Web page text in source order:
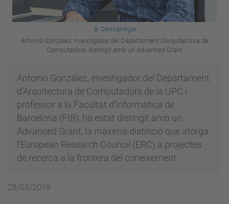
Descarregar
Antonio González, investigador del Departament d'Arquitectura de
Computadors, distingit amb un Advanced Grant
Antonio González, investigador del Departament
d’Arquitectura de Computadors de la UPC i
professor a la Facultat d’Informàtica de
Barcelona (FIB), ha estat distingit amb un
Advanced Grant, la màxima distinció que atorga
l’European Research Council (ERC) a projectes
de recerca a la frontera del coneixement.
28/03/2019